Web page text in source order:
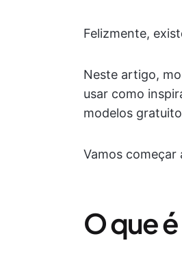
Felizmente,
Neste artigo,
usar como
modelos
Vamos começar
O que